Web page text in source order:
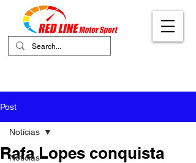
Post
Notícias
Notícias
Rafa Lopes conquista